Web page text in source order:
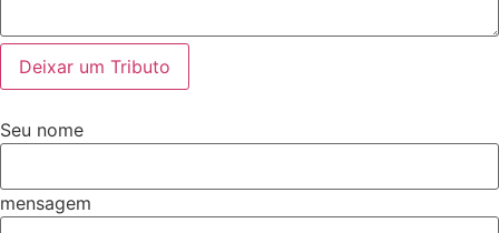
Deixar um Tributo
Seu nome
mensagem